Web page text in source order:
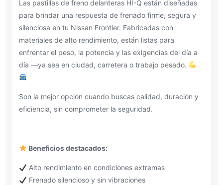
Las pastillas de freno delanteras HI-Q están diseñadas
para brindar una respuesta de frenado firme, segura y
silenciosa en tu Nissan Frontier. Fabricadas con
materiales de alto rendimiento, están listas para
enfrentar el peso, la potencia y las exigencias del día a
día —ya sea en ciudad, carretera o trabajo pesado.
Son la mejor opción cuando buscas calidad, duración y
eficiencia, sin comprometer la seguridad.
Beneficios destacados:
Alto rendimiento en condiciones extremas
Frenado silencioso y sin vibraciones